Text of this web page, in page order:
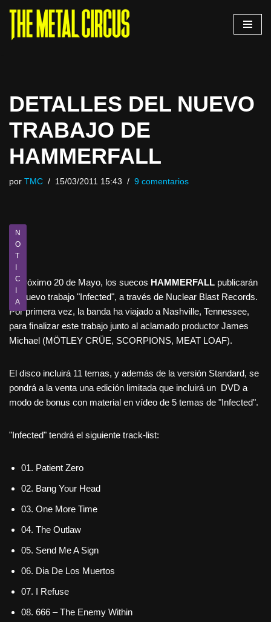
Saltar
DETALLES DEL NUEVO
TRABAJO DE
HAMMERFALL
por TMC 15/03/2011 15:43 9 comentarios
N
O
T
I
C
I
A
El próximo 20 de Mayo, los suecos HAMMERFALL publicarán
su nuevo trabajo "Infected", a través de Nuclear Blast Records.
Por primera vez, la banda ha viajado a Nashville, Tennessee,
para finalizar este trabajo junto al aclamado productor James
Michael (MÖTLEY CRÜE, SCORPIONS, MEAT LOAF).
El disco incluirá 11 temas, y además de la versión Standard, se
pondrá a la venta una edición limitada que incluirá un DVD a
modo de bonus con material en vídeo de 5 temas de "Infected".
"Infected" tendrá el siguiente track-list:
01. Patient Zero
02. Bang Your Head
03. One More Time
04. The Outlaw
05. Send Me A Sign
06. Dia De Los Muertos
07. I Refuse
08. 666 – The Enemy Within